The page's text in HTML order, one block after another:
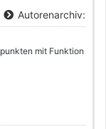
Autorenarchiv:
mit Funktion